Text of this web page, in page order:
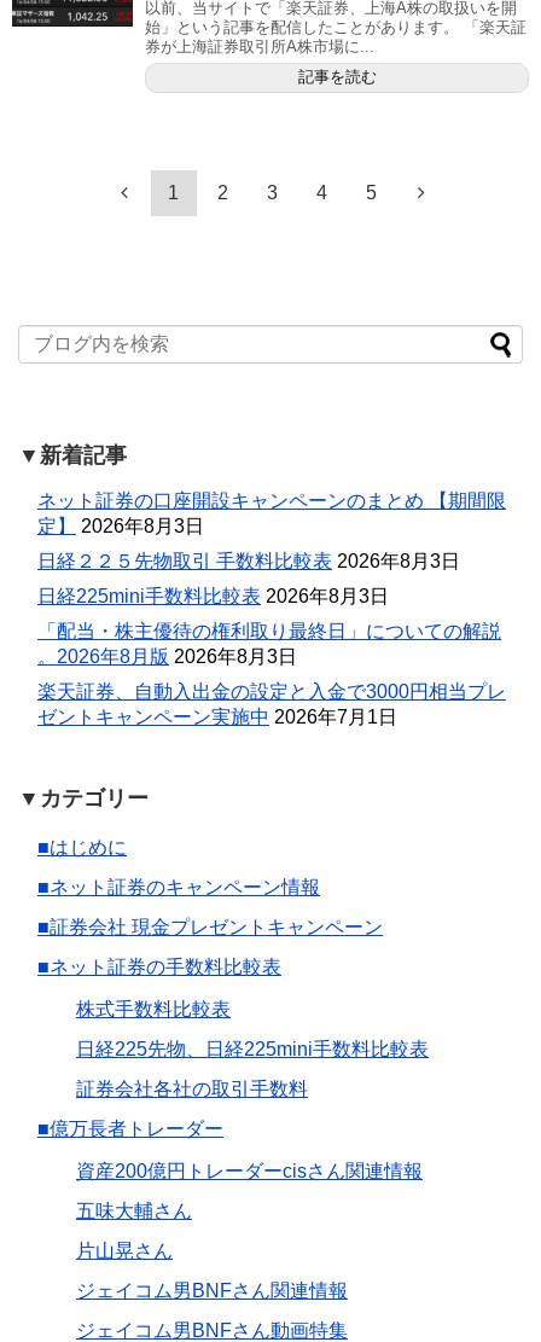
以前、当サイトで「楽天証券、上海A株の取扱いを開
始」という記事を配信したことがあります。 「楽天証
券が上海証券取引所A株市場に...
記事を読む
1 2 3 4 5
▼新着記事
ネット証券の口座開設キャンペーンのまとめ 【期間限
定】
2026年8月3日
日経２２５先物取引 手数料比較表 2026年8月3日
日経225mini手数料比較表 2026年8月3日
「配当・株主優待の権利取り最終日」についての解説
。2026年8月版 2026年8月3日
楽天証券、自動入出金の設定と入金で3000円相当プレ
ゼントキャンペーン実施中 2026年7月1日
▼カテゴリー
■はじめに
■ネット証券のキャンペーン情報
■証券会社 現金プレゼントキャンペーン
■ネット証券の手数料比較表
株式手数料比較表
日経225先物、日経225mini手数料比較表
証券会社各社の取引手数料
■億万長者トレーダー
資産200億円トレーダーcisさん関連情報
五味大輔さん
片山晃さん
ジェイコム男BNFさん関連情報
ジェイコム男BNFさん動画特集